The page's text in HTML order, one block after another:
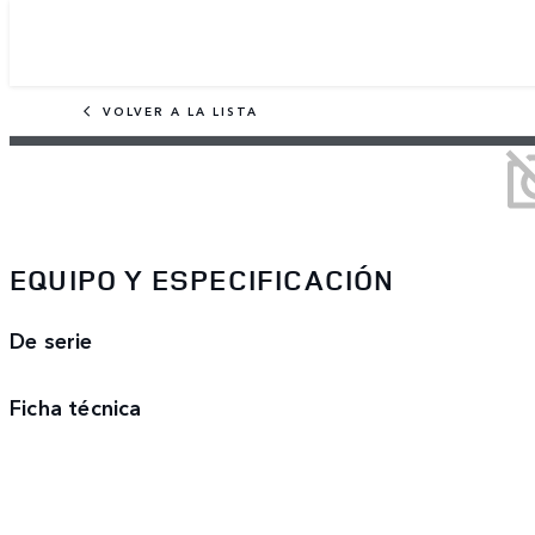
VOLVER A LA LISTA
EQUIPO Y ESPECIFICACIÓN
De serie
Ficha técnica